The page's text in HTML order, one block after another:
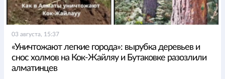
03 августа, 15:37
«Уничтожают легкие города»: вырубка деревьев и
снос холмов на Кок-Жайляу и Бутаковке разозлили
алматинцев